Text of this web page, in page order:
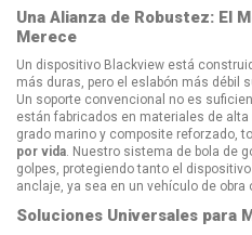
Una Alianza de Robustez: El
Merece
Un dispositivo Blackview está
más duras, pero el eslabón más débil
Un soporte convencional no es
están fabricados en materiales de
grado marino y composite reforzado,
por vida. Nuestro sistema de bola de
golpes, protegiendo tanto el
anclaje, ya sea en un vehículo de obra
Soluciones Universales para